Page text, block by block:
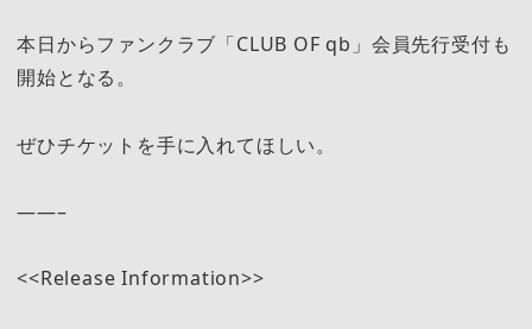
本日からファンクラブ「CLUB OF qb」会員先行受付も
開始となる。
ぜひチケットを手に入れてほしい。
——–
<<Release Information>>